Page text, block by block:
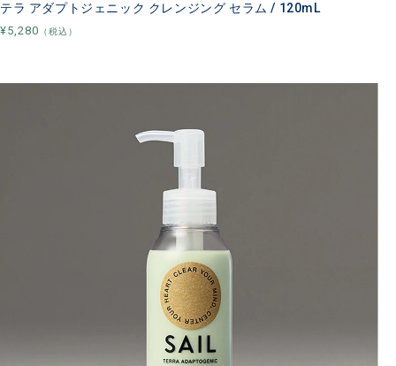
テラ アダプトジェニック クレンジング セラム / 120mL
¥5,280 （税込）